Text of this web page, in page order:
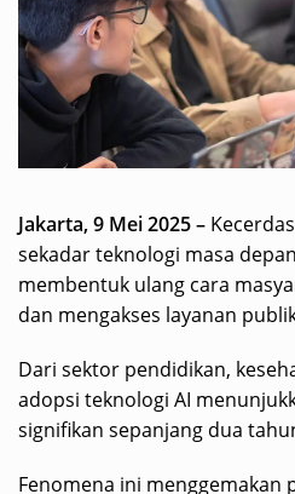
Jakarta, 9 Mei 2025 –
sekadar teknologi masa
membentuk ulang cara
dan mengakses layanan
Dari sektor pendidikan,
adopsi teknologi AI
signifikan sepanjang dua
Fenomena ini menggemakan